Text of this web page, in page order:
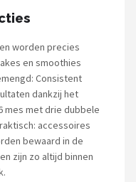
worden precies
en smoothies
Consistent
dankzij het
mes met drie dubbele
accessoires
bewaard in de
zijn zo altijd binnen